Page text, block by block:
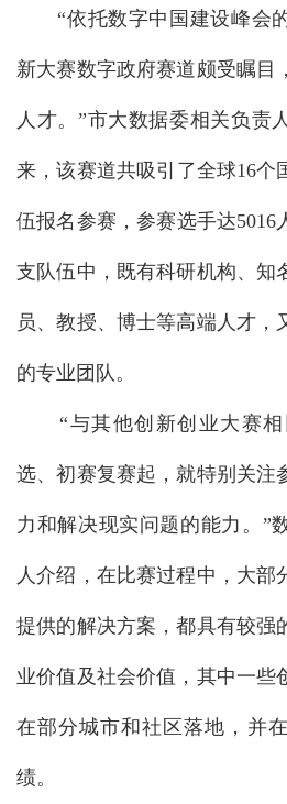
“依托数字中国建设峰会的
新大赛数字政府赛道颇受瞩目
人才。”市大数据委相关负责
来，该赛道共吸引了全球16个
伍报名参赛，参赛选手达5016
支队伍中，既有科研机构、知
员、教授、博士等高端人才，
的专业团队。
“与其他创新创业大赛相
选、初赛复赛起，就特别关注
力和解决现实问题的能力。”
人介绍，在比赛过程中，大部
提供的解决方案，都具有较强
业价值及社会价值，其中一些
在部分城市和社区落地，并
绩。